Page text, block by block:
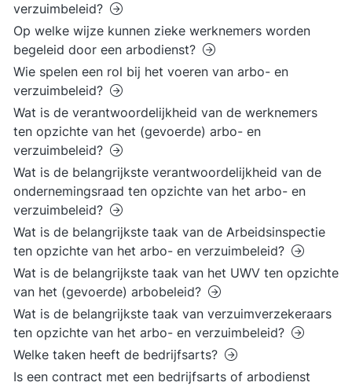
verzuimbeleid?
Op welke wijze kunnen zieke werknemers worden
begeleid door een arbodienst?
Wie spelen een rol bij het voeren van arbo- en
verzuimbeleid?
Wat is de verantwoordelijkheid van de werknemers
ten opzichte van het (gevoerde) arbo- en
verzuimbeleid?
Wat is de belangrijkste verantwoordelijkheid van de
ondernemingsraad ten opzichte van het arbo- en
verzuimbeleid?
Wat is de belangrijkste taak van de Arbeidsinspectie
ten opzichte van het arbo- en verzuimbeleid?
Wat is de belangrijkste taak van het UWV ten opzichte
van het (gevoerde) arbobeleid?
Wat is de belangrijkste taak van verzuimverzekeraars
ten opzichte van het arbo- en verzuimbeleid?
Welke taken heeft de bedrijfsarts?
Is een contract met een bedrijfsarts of arbodienst